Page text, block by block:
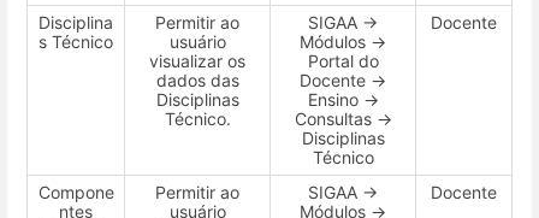
Disciplina
s Técnico
Permitir ao
usuário
visualizar os
dados das
Disciplinas
Técnico.
SIGAA →
Módulos →
Portal do
Docente →
Ensino →
Consultas →
Disciplinas
Técnico
Docente
Compone
ntes
Permitir ao
usuário
SIGAA →
Módulos →
Docente